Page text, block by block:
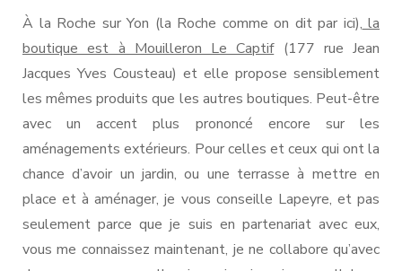
À la Roche sur Yon (la Roche comme on dit par ici), la
boutique est à Mouilleron Le Captif(177 rue Jean
Jacques Yves Cousteau) et elle propose sensiblement
les mêmes produits que les autres boutiques. Peut-être
avec un accent plus prononcé encore sur les
aménagements extérieurs. Pour celles et ceux qui ont la
chance d’avoir un jardin, ou une terrasse à mettre en
place et à aménager, je vous conseille Lapeyre, et pas
seulement parce que je suis en partenariat avec eux,
vous me connaissez maintenant, je ne collabore qu’avec